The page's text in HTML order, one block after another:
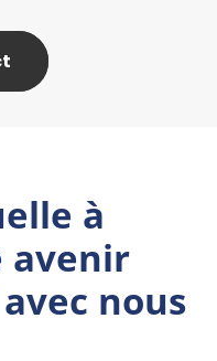
à
avenir
nous